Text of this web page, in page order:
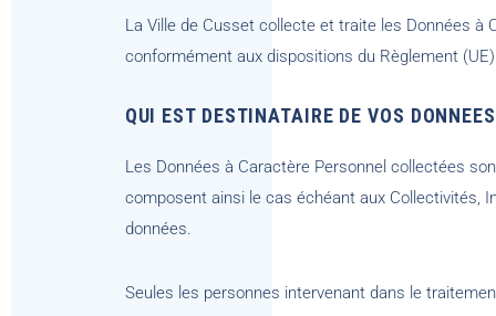
La Ville de Cusset collecte et traite les Données
conformément aux dispositions du Règlement
QUI EST DESTINATAIRE DE VOS
Les Données à Caractère Personnel collectées
composent ainsi le cas échéant aux Collectivités,
données.
Seules les personnes intervenant dans le